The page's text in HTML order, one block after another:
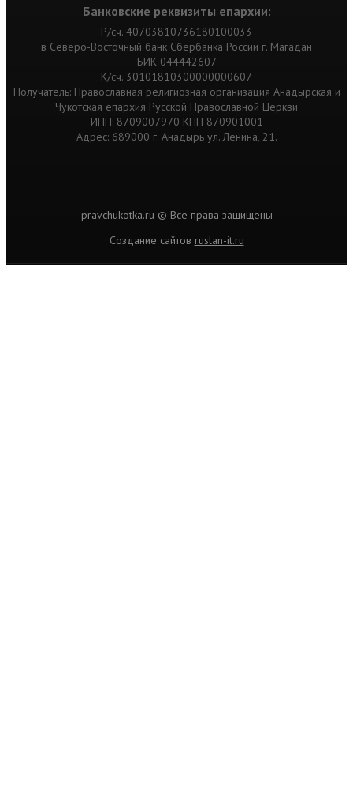
Банковские реквизиты епархии:
Р/сч. 40703810736180100033
в Северо-Восточный банк Сбербанка России г. Магадан
БИК 044442607
К/сч. 30101810300000000607
Получатель: Православная религиозная организация Анадырская и
Чукотская епархия Русской Православной Церкви
ИНН: 8709007970 КПП 870901001
Адрес: 689000 г. Анадырь ул. Ленина, 21.
pravchukotka.ru © Все права защищены
Cоздание сайтов ruslan-it.ru